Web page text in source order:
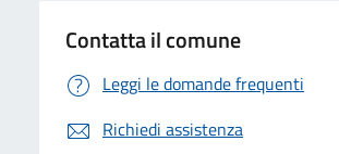
Contatta il comune
Leggi le domande frequenti
Richiedi assistenza